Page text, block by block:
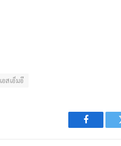
เอสเอ็มอี
Facebook